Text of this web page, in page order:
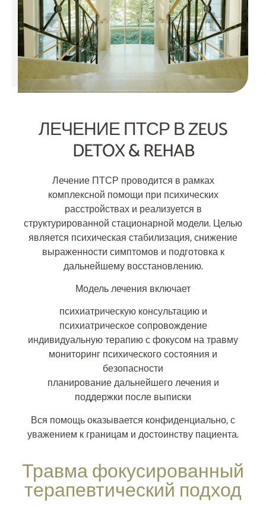
ЛЕЧЕНИЕ ПТСР В ZEUS
DETOX & REHAB
Лечение ПТСР проводится в рамках
комплексной помощи при психических
расстройствах и реализуется в
структурированной стационарной модели. Целью
является психическая стабилизация, снижение
выраженности симптомов и подготовка к
дальнейшему восстановлению.
Модель лечения включает
психиатрическую консультацию и
психиатрическое сопровождение
индивидуальную терапию с фокусом на травму
мониторинг психического состояния и
безопасности
планирование дальнейшего лечения и
поддержки после выписки
Вся помощь оказывается конфиденциально, с
уважением к границам и достоинству пациента.
Травма фокусированный
терапевтический подход